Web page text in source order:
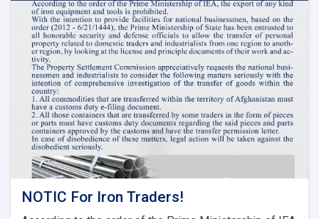
Meeting
of
Tariff
Committee
of
Current
Fiscal
Year
NOTIC For Iron Traders!